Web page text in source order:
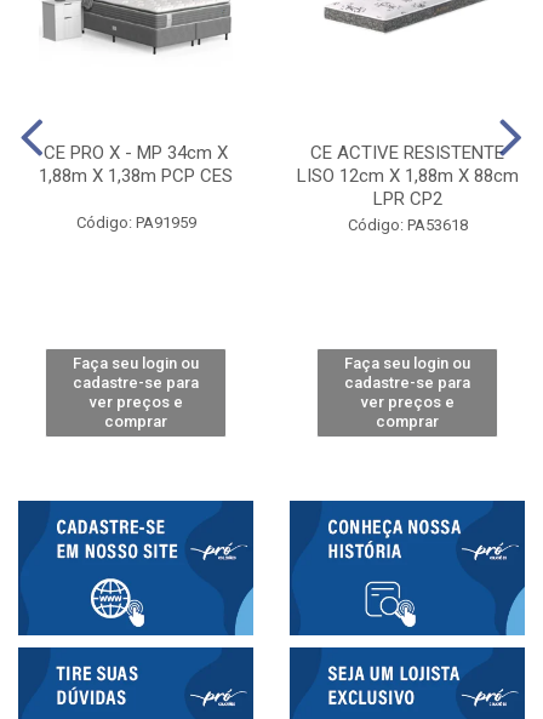
CE PRO X - MP 34cm X
1,88m X 1,38m PCP CES
Código: PA91959
Faça seu login ou
cadastre-se para
ver preços e
comprar
CE ACTIVE RESISTENTE
LISO 12cm X 1,88m X 88cm
LPR CP2
Código: PA53618
Faça seu login ou
cadastre-se para
ver preços e
comprar